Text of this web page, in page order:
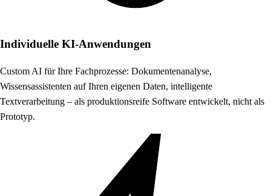
Individuelle KI-Anwendungen
Custom AI für Ihre Fachprozesse: Dokumentenanalyse,
Wissensassistenten auf Ihren eigenen Daten, intelligente
Textverarbeitung – als produktionsreife Software entwickelt, nicht als
Prototyp.